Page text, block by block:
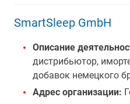
SmartSleep GmbH
Описание
дистрибьютор,
добавок немецкого
Адрес организации: